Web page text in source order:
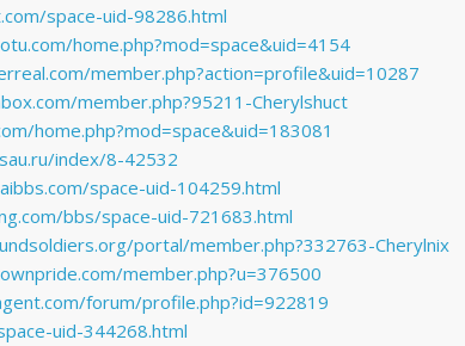
space-uid-98286.html
home.php?mod=space&uid=4154
member.php?action=profile&uid=10287
member.php?95211-Cherylshuct
home.php?mod=space&uid=183081
index/8-42532
space-uid-104259.html
bbs/space-uid-721683.html
portal/member.php?332763-Cherylnix
member.php?u=376500
forum/profile.php?id=922819
uid-344268.html